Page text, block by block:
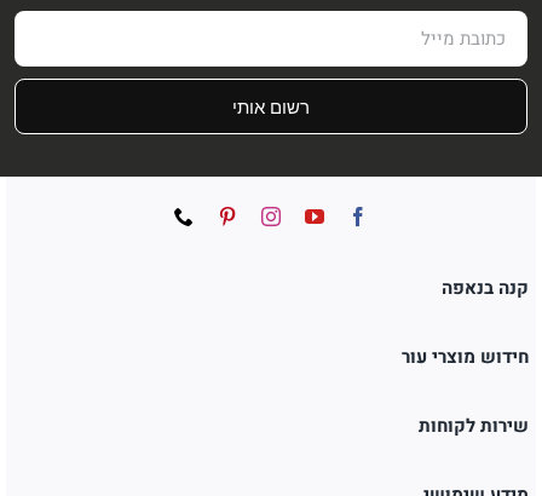
רשום אותי
קנה בנאפה
חידוש מוצרי עור
שירות לקוחות